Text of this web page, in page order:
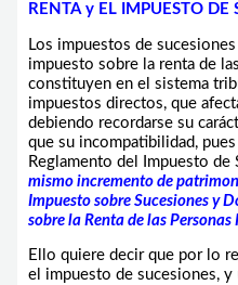
RENTA y EL IMPUESTO DE
Los impuestos de
impuesto sobre la renta de
constituyen en el sistema
impuestos directos, que
debiendo recordarse su
que su incompatibilidad,
Reglamento del Impuesto de
mismo incremento de
Impuesto sobre Sucesiones y
sobre la Renta de las Personas
Ello quiere decir que por lo
el impuesto de sucesiones, y